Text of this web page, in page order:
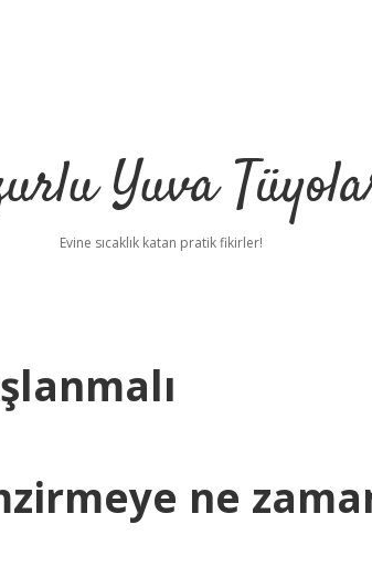
Yuva
Evine sıcaklık katan pratik fikirler!
ne